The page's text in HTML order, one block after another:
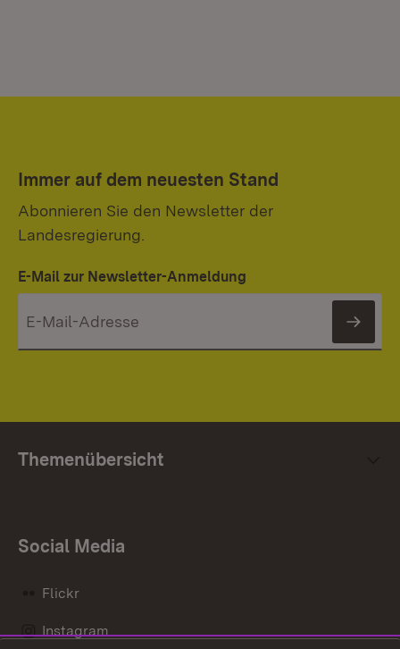
Immer auf dem neuesten Stand
Abonnieren Sie den Newsletter der
Landesregierung.
E-Mail zur Newsletter-Anmeldung
Themenübersicht
Social Media
Flickr
Instagram